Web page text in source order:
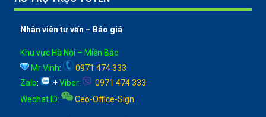
Nhân viên tư vấn – Báo giá
Khu vực Hà Nội – Miền Bắc
Mr Vinh:
0971 474 333
Zalo: +Viber:
0971 474 333
Wechat ID: Ceo-Office-Sign